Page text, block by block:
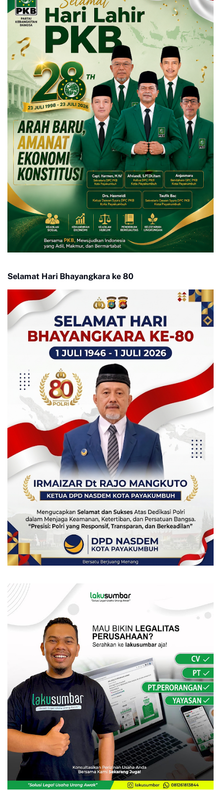
Selamat Hari Bhayangkara ke 80